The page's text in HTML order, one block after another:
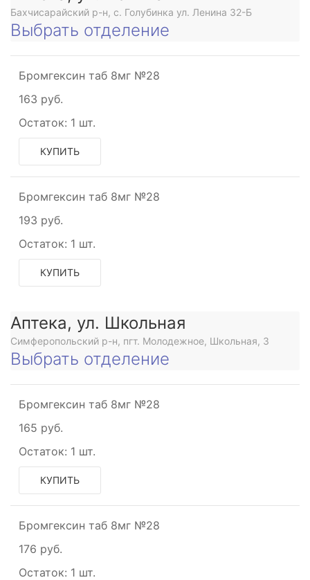
Бахчисарайский р-н, с. Голубинка ул. Ленина 32-Б
Выбрать отделение
Бромгексин таб 8мг №28
163 руб.
Остаток: 1 шт.
КУПИТЬ
Бромгексин таб 8мг №28
193 руб.
Остаток: 1 шт.
КУПИТЬ
Аптека, ул. Школьная
Симферопольский р-н, пгт. Молодежное, Школьная, 3
Выбрать отделение
Бромгексин таб 8мг №28
165 руб.
Остаток: 1 шт.
КУПИТЬ
Бромгексин таб 8мг №28
176 руб.
Остаток: 1 шт.